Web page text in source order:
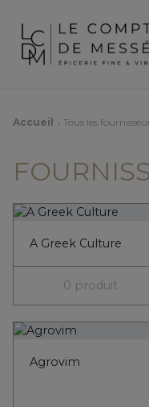
Accueil Tous les
A Greek Culture
0 produit
Agrovim